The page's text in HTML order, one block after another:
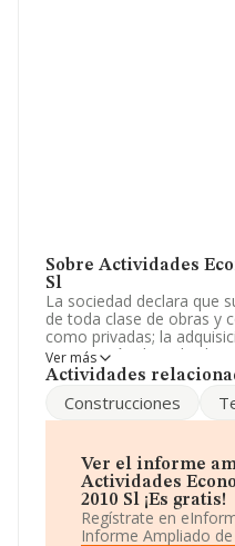
Sobre Actividades
Sl
La sociedad declara que
de toda clase de obras y
como privadas; la
enajenación de toda
y parcelacion, la
CNAE: 8299 - 'Otras
empresas n.c.o.p.'. La
En base a la
Comisión, de 6 de mayo
microempresas,
compañía se puede
Ver más
Actividades
Construcciones
Ver el informe
Actividades
2010 Sl ¡Es gratis!
Regístrate en
Informe Ampliado